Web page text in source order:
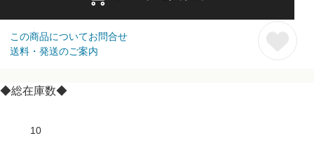
この商品についてお問合せ
送料・発送のご案内
◆総在庫数◆
10